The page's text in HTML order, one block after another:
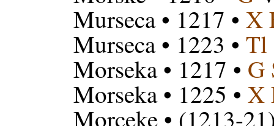
Murseca• 1217 • X
Murseca• 1223 • Tl
Morseka• 1217 • G
Morseka• 1225 • X
Morceke• (1213-